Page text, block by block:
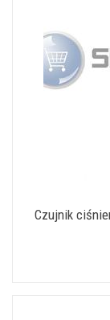
Czujnik